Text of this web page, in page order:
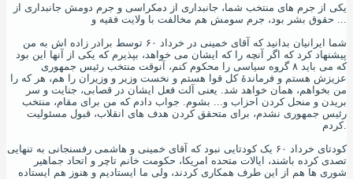
یکی از جرم های منتخب شما، جانبداری از دمکراسی و جرم دومش جانبداری از
شما ایرانیان بدانید که آقای خمینی در خرداد ۶۰ توسط برادر زاده اش به من
پیشنهاد کرد که اگر آنچه را که ایشان می خواهد، بپذیرم که یکی از آنها این بود
که می باید ٨ گروه سیاسی را محکوم کنم، آنوقت منتخب رئیس جمهوری
عزیزش هستم و فرماندۀ کل قوا هستم و نخست وزیر و وزیران را هم، هر که را
من بخواهم، همان خواهد شد. یعنی آلت فعل ایشان در قصابی، جنایت و سر
بریدن و منحل کردن احزاب و... بشوم. جواب دادم که من برای مقام، منتخب
رئیس جمهوری نشدم، برای متحقق کردن هدف های انقلاب، قبول مسئولیت
کردم.
کودتای خرداد ۶۰ یک کودتایی نبود که آقای خمینی و هاشمی رفسنجانی به تنهایی
تصدی کرده باشند، ایالات متحده امریکا، حکومت خانم تاچر و اتحاد جماهیر
شوری ها هم از این طرف همکاری کردند، ولی ما ایستادیم و هنوز هم ایستاده